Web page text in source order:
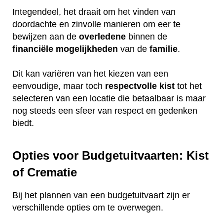
Integendeel, het draait om het vinden van
doordachte en zinvolle manieren om eer te
bewijzen aan de overledene binnen de
financiële mogelijkheden van de familie.
Dit kan variëren van het kiezen van een
eenvoudige, maar toch respectvolle kist tot het
selecteren van een locatie die betaalbaar is maar
nog steeds een sfeer van respect en gedenken
biedt.
Opties voor Budgetuitvaarten: Kist
of Crematie
Bij het plannen van een budgetuitvaart zijn er
verschillende opties om te overwegen.